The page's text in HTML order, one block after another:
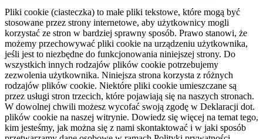
Pliki cookie (ciasteczka) to małe pliki tekstowe, które mogą być
stosowane przez strony internetowe, aby użytkownicy mogli
korzystać ze stron w bardziej sprawny sposób. Prawo stanowi, że
możemy przechowywać pliki cookie na urządzeniu użytkownika,
jeśli jest to niezbędne do funkcjonowania niniejszej strony. Do
wszystkich innych rodzajów plików cookie potrzebujemy
zezwolenia użytkownika. Niniejsza strona korzysta z różnych
rodzajów plików cookie. Niektóre pliki cookie umieszczane są
przez usługi stron trzecich, które pojawiają się na naszych stronach.
W dowolnej chwili możesz wycofać swoją zgodę w Deklaracji dot.
plików cookie na naszej witrynie. Dowiedz się więcej na temat tego,
kim jesteśmy, jak można się z nami skontaktować i w jaki sposób